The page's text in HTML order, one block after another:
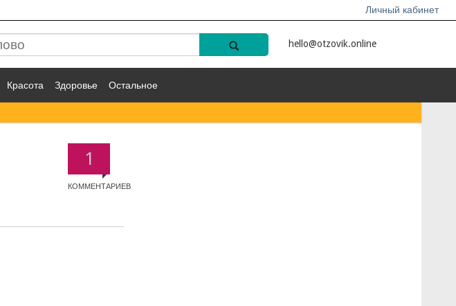
Личный кабинет
hello@otzovik.online
Красота Здоровье Остальное
1
КОММЕНТАРИЕВ